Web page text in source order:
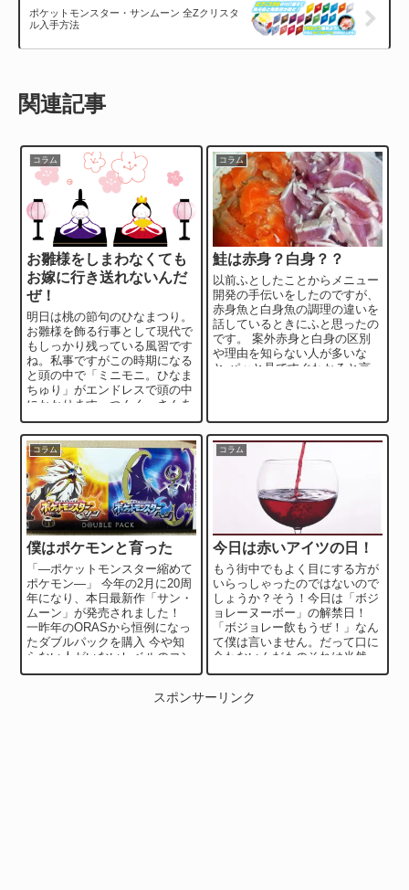
ポケットモンスター・サンムーン 全Zクリスタ
ル入手方法
関連記事
コラム
お雛様をしまわなくても
お嫁に行き送れないんだ
ぜ！
明日は桃の節句のひなまつり。
お雛様を飾る行事として現代で
もしっかり残っている風習です
ね。私事ですがこの時期になる
と頭の中で「ミニモニ。ひなま
ちゅり」がエンドレスで頭の中
にかかります。つんく。さんあ
の歌詞考えられるのって本当に
頭おかしい(いい...
コラム
鮭は赤身？白身？？
以前ふとしたことからメニュー
開発の手伝いをしたのですが、
赤身魚と白身魚の調理の違いを
話しているときにふと思ったの
です。 案外赤身と白身の区別
や理由を知らない人が多いな
と パッと見ですぐわかると言
コラム
僕はポケモンと育った
「―ポケットモンスター縮めて
ポケモン―」 今年の2月に20周
年になり、本日最新作「サン・
ムーン」が発売されました！
一昨年のORASから恒例になっ
たダブルパックを購入 今や知
らない人がいないレベルのコン
テンツとなりましたよね。 全
コラム
今日は赤いアイツの日！
もう街中でもよく目にする方が
いらっしゃったのではないので
しょうか？そう！今日は「ボジ
ョレーヌーボー」の解禁日！
「ボジョレー飲もうぜ！」なん
て僕は言いません。だって口に
合わないんだものそれは当然。
一応その年にできたワインです
スポンサーリンク